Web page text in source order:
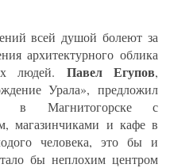
всей душой болеют за
архитектурного облика
людей. Павел Егупов,
Урала», предложил
в Магнитогорске с
магазинчиками и кафе в
человека, это бы и
бы неплохим центром